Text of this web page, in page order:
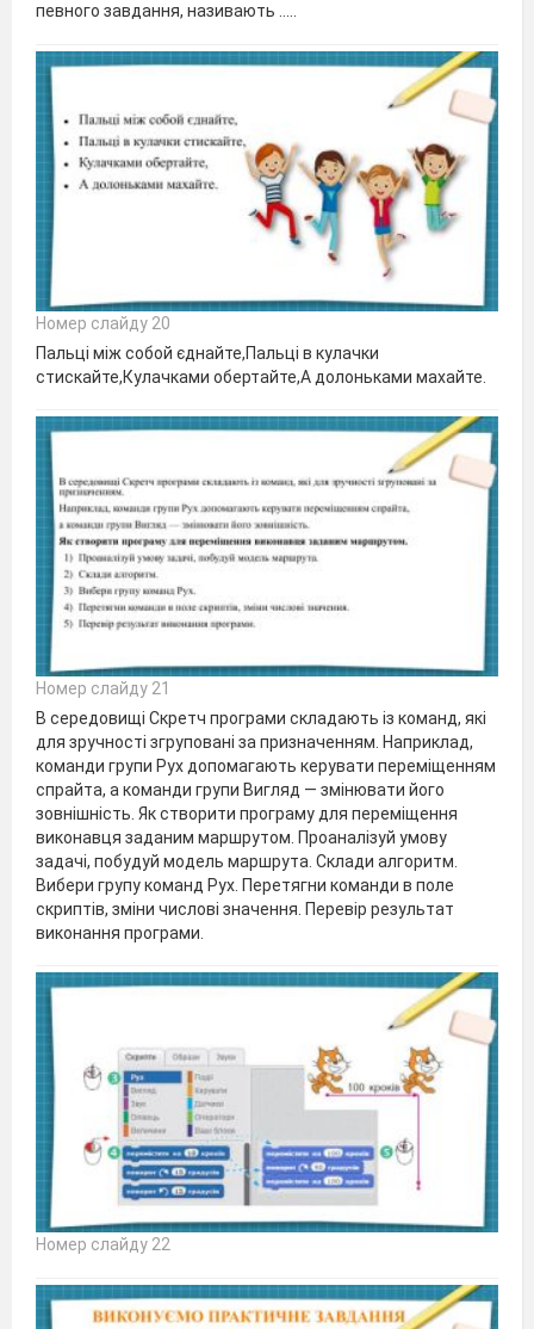
певного завдання, називають .....
Номер слайду 20
Пальці між собой єднайте,Пальці в кулачки
стискайте,Кулачками обертайте,А долоньками махайте.
Номер слайду 21
В середовищі Скретч програми складають із команд, які
для зручності згруповані за призначенням. Наприклад,
команди групи Рух допомагають керувати переміщенням
спрайта, а команди групи Вигляд — змінювати його
зовнішність. Як створити програму для переміщення
виконавця заданим маршрутом. Проаналізуй умову
задачі, побудуй модель маршрута. Склади алгоритм.
Вибери групу команд Рух. Перетягни команди в поле
скриптів, зміни числові значення. Перевір результат
виконання програми.
Номер слайду 22